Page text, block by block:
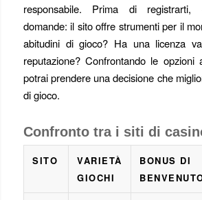
responsabile. Prima di registrarti,
domande: il sito offre strumenti per il
abitudini di gioco? Ha una licenza
reputazione? Confrontando le opzioni
potrai prendere una decisione che
di gioco.
Confronto tra i siti di
SITO
VARIETÀ
GIOCHI
BONUS DI